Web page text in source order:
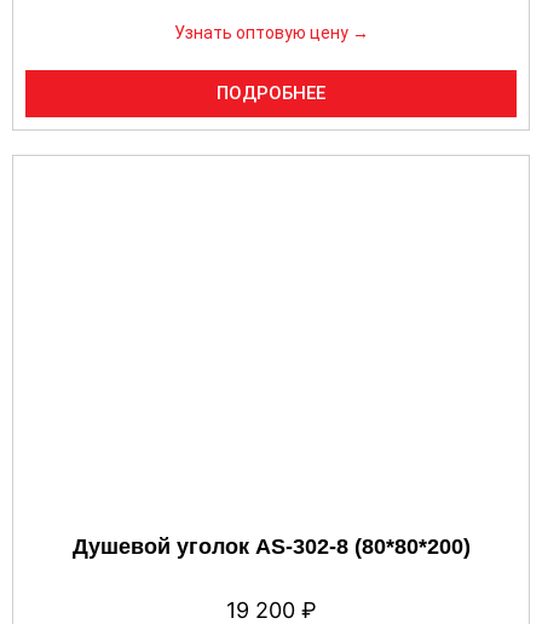
Узнать оптовую цену →
ПОДРОБНЕЕ
Душевой уголок AS-302-8 (80*80*200)
19 200 ₽